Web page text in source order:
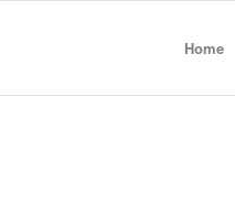
Home